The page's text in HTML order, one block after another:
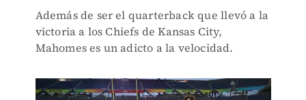
Además de ser el quarterback que llevó a la
victoria a los Chiefs de Kansas City,
Mahomes es un adicto a la velocidad.